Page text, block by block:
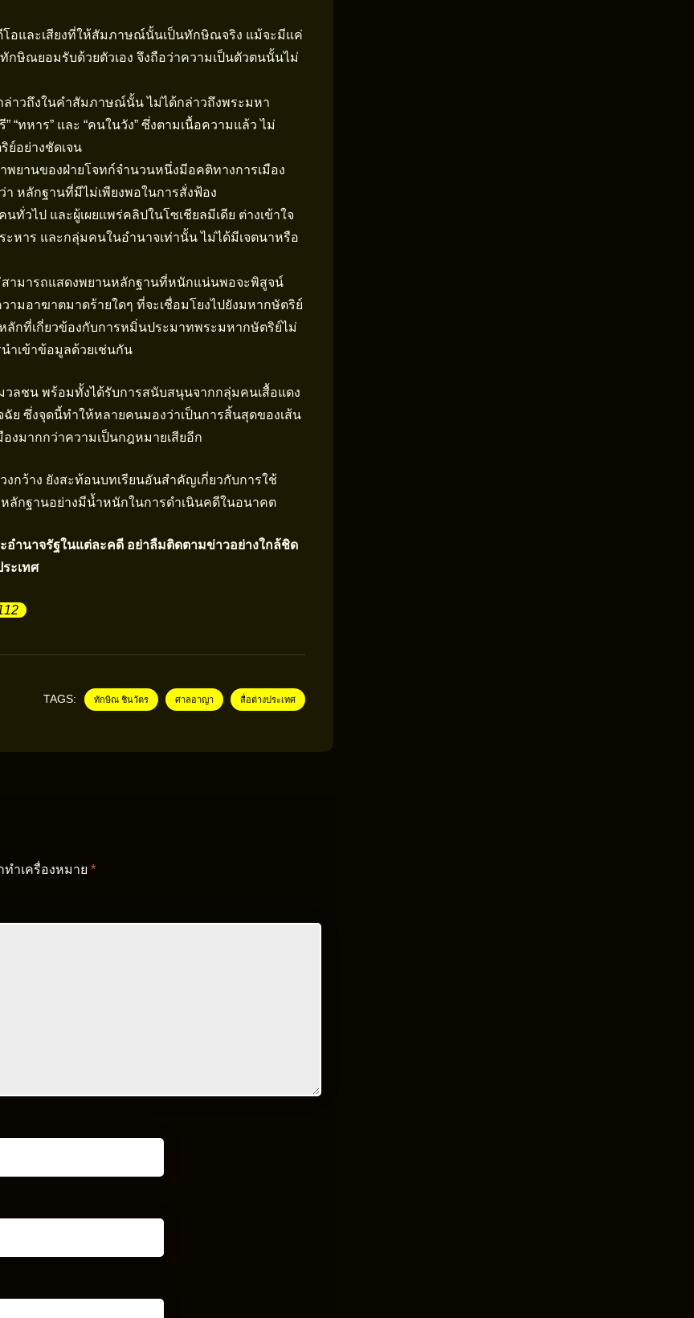
อและเสียงที่ให้สัมภาษณ์นั้นเป็นทักษิณจริง แม้จะมีแค่
ษิณยอมรับด้วยตัวเอง จึงถือว่าความเป็นตัวตนนั้นไม่
าวถึงในคำสัมภาษณ์นั้น ไม่ได้กล่าวถึงพระมหา
“ทหาร” และ “คนในวัง” ซึ่งตามเนื้อความแล้ว ไม่
ย์อย่างชัดเจน
พยานของฝ่ายโจทก์จำนวนหนึ่งมีอคติทางการเมือง
หลักฐานที่มีไม่เพียงพอในการสั่งฟ้อง
ทั่วไป และผู้เผยแพร่คลิปในโซเชียลมีเดีย ต่างเข้าใจ
หาร และกลุ่มคนในอำนาจเท่านั้น ไม่ได้มีเจตนาหรือ
สามารถแสดงพยานหลักฐานที่หนักแน่นพอจะพิสูจน์
ามอาฆาตมาดร้ายใดๆ ที่จะเชื่อมโยงไปยังมหากษัตริย์
ลักที่เกี่ยวข้องกับการหมิ่นประมาทพระมหากษัตริย์ไม่
ำเข้าข้อมูลด้วยเช่นกัน
ลชน พร้อมทั้งได้รับการสนับสนุนจากกลุ่มคนเสื้อแดง
ย ซึ่งจุดนี้ทำให้หลายคนมองว่าเป็นการสิ้นสุดของเส้น
งมากกว่าความเป็นกฎหมายเสียอีก
กว้าง ยังสะท้อนบทเรียนอันสำคัญเกี่ยวกับการใช้
ลักฐานอย่างมีน้ำหนักในการดำเนินคดีในอนาคต
ำนาจรัฐในแต่ละคดี อย่าลืมติดตามข่าวอย่างใกล้ชิด
ะเทศ
TAGS: ทักษิณ ชินวัตร ศาลอาญา สื่อต่างประเทศ
ำเครื่องหมาย *